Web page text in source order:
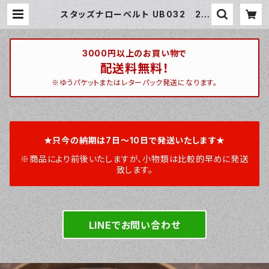
スタッズナローベルト UB032 20
タッズ クロムエクセル | ハンティン
トン 宮崎ベース / huntington miy
azakibase
3000円以上のお買い物で
配送料無料！
※ゆうパケットまたはレターパック発送になります。
★只今の納期は7日～10日で発送いたします★
※商品により前後いたしますが、小物類は比較的早めに発送
致します。
LINEでお問い合わせ